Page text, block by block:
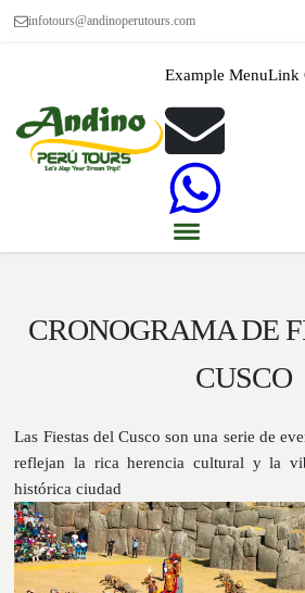
infotours@andinoperutours.com
Example MenuLink
CRONOGRAMA DE
CUSCO
Las Fiestas del Cusco son una serie de
reflejan la rica herencia cultural y la
histórica ciudad